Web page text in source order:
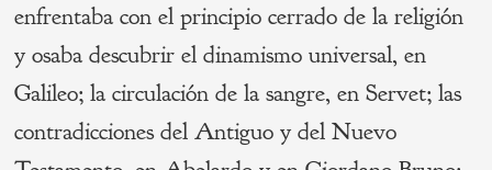
enfrentaba con el principio cerrado de la religión
y osaba descubrir el dinamismo universal, en
Galileo; la circulación de la sangre, en Servet; las
contradicciones del Antiguo y del Nuevo